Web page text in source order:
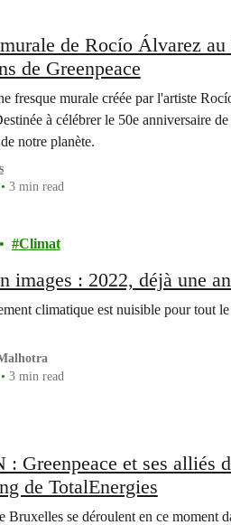
de Rocío Álvarez
de Greenpeace
fresque murale créée par l'artiste
à célébrer le 50e anniversaire
notre planète.
3 min read
Climat
images : 2022, déjà une
climatique est nuisible pour tout
3 min read
Greenpeace et ses alliés
de TotalEnergies
Bruxelles se déroulent en ce moment